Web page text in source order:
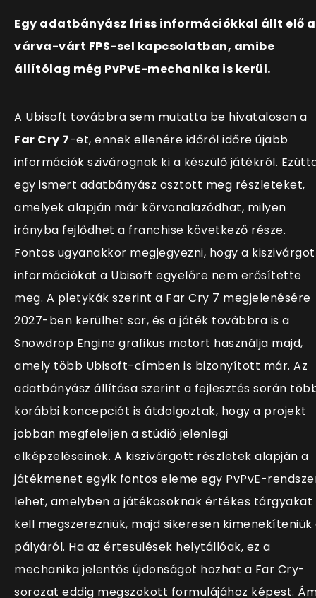
Egy adatbányász friss információkkal állt elő a
várva-várt FPS-sel kapcsolatban, amibe
állítólag még PvPvE-mechanika is kerül.
A Ubisoft továbbra sem mutatta be hivatalosan a
Far Cry 7-et, ennek ellenére időről időre újabb
információk szivárognak ki a készülő játékról.
egy ismert adatbányász osztott meg részleteket,
amelyek alapján már körvonalazódhat, milyen
irányba fejlődhet a franchise következő része.
Fontos ugyanakkor megjegyezni, hogy a
információkat a Ubisoft egyelőre nem erősítette
meg. A pletykák szerint a Far Cry 7 megjelenésére
2027-ben kerülhet sor, és a játék továbbra is a
Snowdrop Engine grafikus motort használja majd,
amely több Ubisoft-címben is bizonyított már. Az
adatbányász állítása szerint a fejlesztés során
korábbi koncepciót is átdolgoztak, hogy a projekt
jobban megfeleljen a stúdió jelenlegi
elképzeléseinek. A kiszivárgott részletek alapján a
játékmenet egyik fontos eleme egy PvPvE-
lehet, amelyben a játékosoknak értékes tárgyakat
kell megszerezniük, majd sikeresen kimenekíteniük
pályáról. Ha az értesülések helytállóak, ez a
mechanika jelentős újdonságot hozhat a Far Cry-
sorozat eddig megszokott formulájához képest.